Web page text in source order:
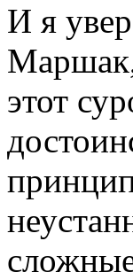
И я
Маршак,
этот